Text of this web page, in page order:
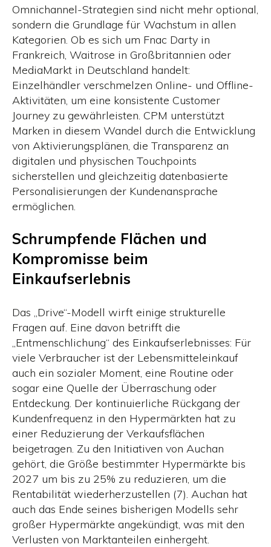
Omnichannel-Strategien sind nicht mehr optional,
sondern die Grundlage für Wachstum in allen
Kategorien. Ob es sich um Fnac Darty in
Frankreich, Waitrose in Großbritannien oder
MediaMarkt in Deutschland handelt:
Einzelhändler verschmelzen Online- und Offline-
Aktivitäten, um eine konsistente Customer
Journey zu gewährleisten. CPM unterstützt
Marken in diesem Wandel durch die Entwicklung
von Aktivierungsplänen, die Transparenz an
digitalen und physischen Touchpoints
sicherstellen und gleichzeitig datenbasierte
Personalisierungen der Kundenansprache
ermöglichen.
Schrumpfende Flächen und
Kompromisse beim
Einkaufserlebnis
Das „Drive“-Modell wirft einige strukturelle
Fragen auf. Eine davon betrifft die
„Entmenschlichung“ des Einkaufserlebnisses: Für
viele Verbraucher ist der Lebensmitteleinkauf
auch ein sozialer Moment, eine Routine oder
sogar eine Quelle der Überraschung oder
Entdeckung. Der kontinuierliche Rückgang der
Kundenfrequenz in den Hypermärkten hat zu
einer Reduzierung der Verkaufsflächen
beigetragen. Zu den Initiativen von Auchan
gehört, die Größe bestimmter Hypermärkte bis
2027 um bis zu 25% zu reduzieren, um die
Rentabilität wiederherzustellen (7). Auchan hat
auch das Ende seines bisherigen Modells sehr
großer Hypermärkte angekündigt, was mit den
Verlusten von Marktanteilen einhergeht.